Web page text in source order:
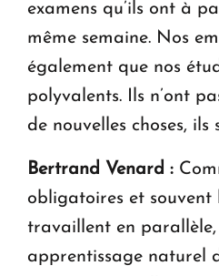
examens qu’ils ont à
même semaine. Nos
également que nos
polyvalents. Ils n’ont
de nouvelles choses, ils
Bertrand Venard :
obligatoires et souvent
travaillent en parallèle,
apprentissage naturel